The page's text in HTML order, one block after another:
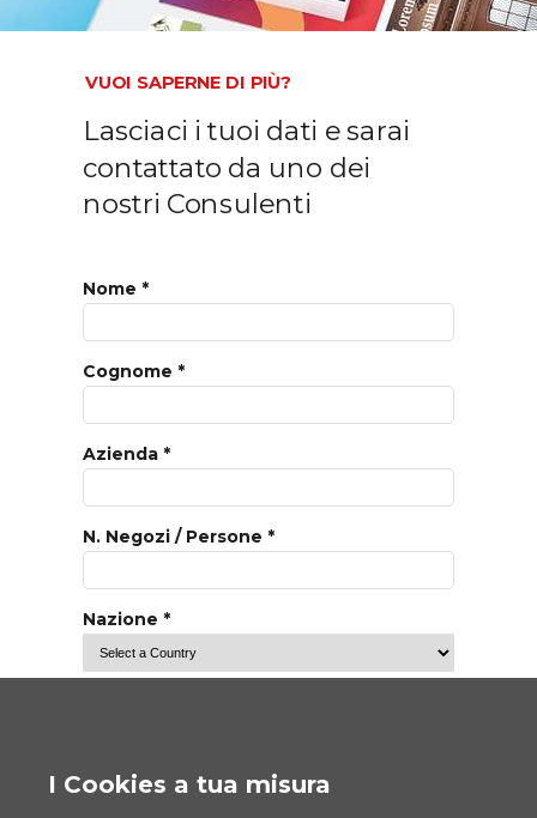
VUOI SAPERNE DI PIÙ?
Lasciaci i tuoi dati e sarai
contattato da uno dei
nostri Consulenti
Nome *
Cognome *
Azienda *
N. Negozi / Persone *
Nazione *
Cellulare
I Cookies a tua misura